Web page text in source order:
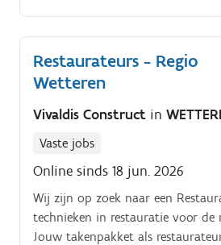
natuursteen reparatie kan tot je
behoren. Metselwerken
Restaurateurs - Regio
Wetteren
Vivaldis Construct in
Vaste jobs
Online sinds 18 jun. 2026
Wij zijn op zoek naar een
technieken in restauratie voor de
Jouw takenpakket als